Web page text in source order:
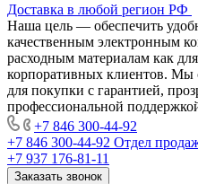
Доставка в любой регион РФ
Наша цель — обеспечить
качественным электронным
расходным материалам как
корпоративных клиентов.
для покупки с гарантией,
профессиональной
+7 846 300-44-92
+7 846 300-44-92 Отдел
+7 937 176-81-11
Заказать звонок